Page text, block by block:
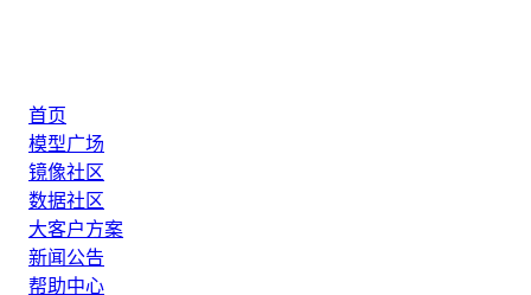
首页
模型广场
镜像社区
数据社区
大客户方案
新闻公告
帮助中心